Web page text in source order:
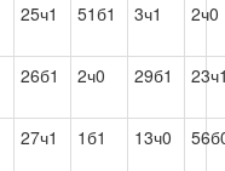
25ч1 51б1 3ч1 2ч0
26б1 2ч0 29б1
27ч1 1б1 13ч0